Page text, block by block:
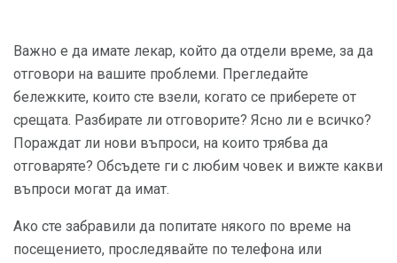
Важно е да имате лекар, който да отдели време, за да
отговори на вашите проблеми. Прегледайте
бележките, които сте взели, когато се приберете от
срещата. Разбирате ли отговорите? Ясно ли е всичко?
Пораждат ли нови въпроси, на които трябва да
отговаряте? Обсъдете ги с любим човек и вижте какви
въпроси могат да имат.
Ако сте забравили да попитате някого по време на
посещението, проследявайте по телефона или